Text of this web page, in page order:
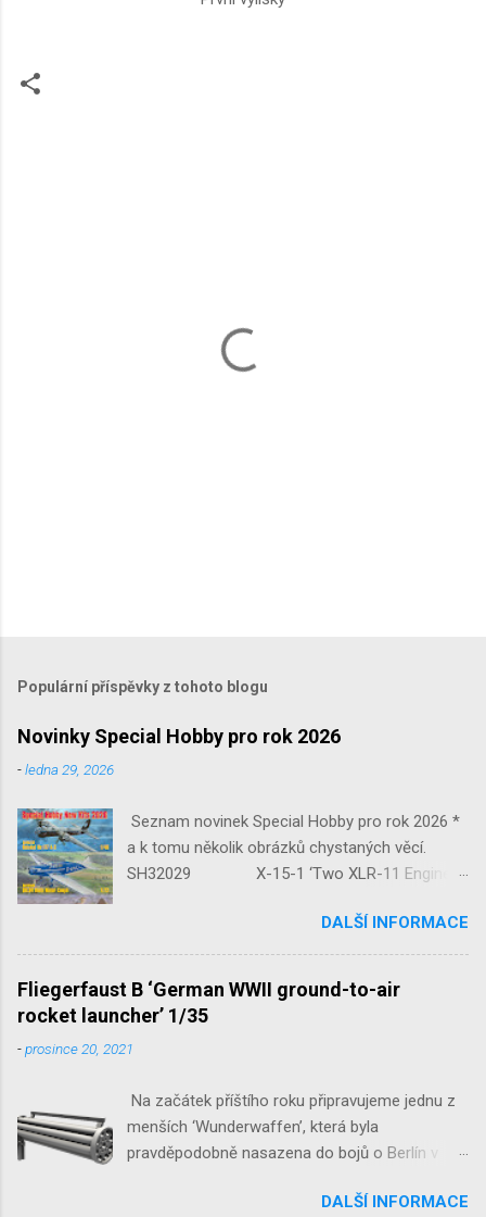
Populární příspěvky z tohoto blogu
Novinky Special Hobby pro rok 2026
-ledna 29, 2026
Seznam novinek Special Hobby pro rok 2026 *
a k tomu několik obrázků chystaných věcí.
SH32029 X-15-1 ‘Two XLR-11 Engines’
‘Guardians of Sion’ 1/32 SH32092
JB-2 Loon ‘US Version of V-1 Missile’
1/32 1/32 SH48052 Seafire
Mk.III 1/48 reissue SH48160
Baltimore Mk.I 1/48 ...
DALŠÍ INFORMACE
Fliegerfaust B ‘German WWII ground-to-air
rocket launcher’ 1/35
-prosince 20, 2021
Na začátek příštího roku připravujeme jednu z
menších ‘Wunderwaffen’, která byla
pravděpodobně nasazena do bojů o Berlín v
raketovou protiletadlovou zbraň. V setu 3148
DALŠÍ INFORMACE